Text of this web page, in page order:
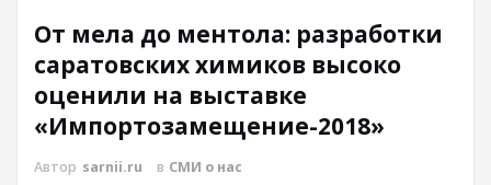
От мела до ментола: разработки
саратовских химиков высоко
оценили на выставке
«Импортозамещение-2018»
Автор sarnii.ru в СМИ о нас